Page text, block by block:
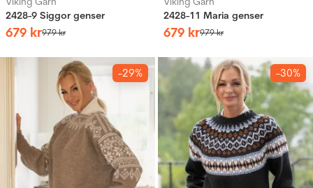
2428-9 Siggor genser
679 kr979kr
2428-11 Maria genser
679 kr979kr
-29% -30%